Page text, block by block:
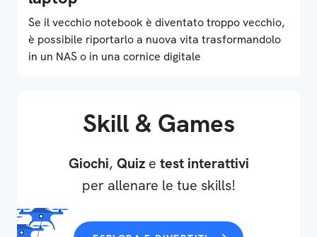
Se il vecchio notebook è diventato troppo vecchio,
è possibile riportarlo a nuova vita trasformandolo
in un NAS o in una cornice digitale
Skill & Games
Giochi, Quize test interattivi
per allenare le tue skills!